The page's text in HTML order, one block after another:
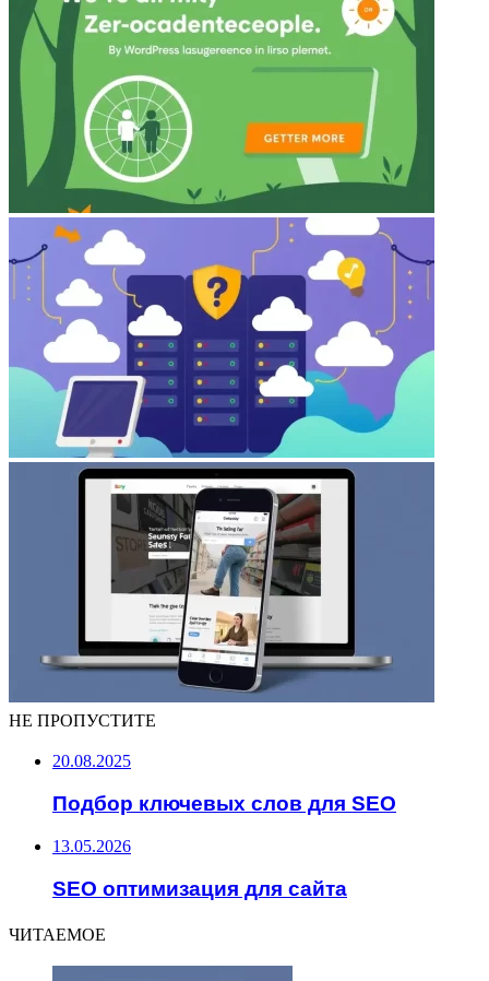
НЕ ПРОПУСТИТЕ
20.08.2025
Подбор ключевых слов для SEO
13.05.2026
SEO оптимизация для сайта
ЧИТАЕМОЕ